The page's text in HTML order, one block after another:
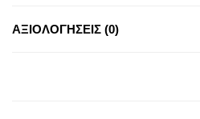
ΑΞΙΟΛΟΓΉΣΕΙΣ (0)